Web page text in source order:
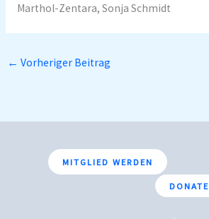
Marthol-Zentara, Sonja Schmidt
← Vorheriger Beitrag
MITGLIED WERDEN
DONATE